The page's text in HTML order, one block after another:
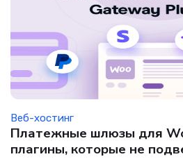
Веб-хостинг
Платежные шлюзы для
плагины, которые не